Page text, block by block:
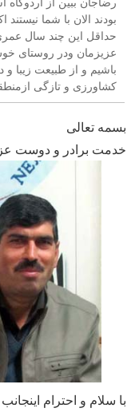
بودند الان با شما
حداقل این چند سال
عزیزمان ودر روستای
باشیم و از طبیعت زیبا و
کشاورزی و تازگی
بسمه تعالی
خدمت برادر و دوست
با سلام و احترام